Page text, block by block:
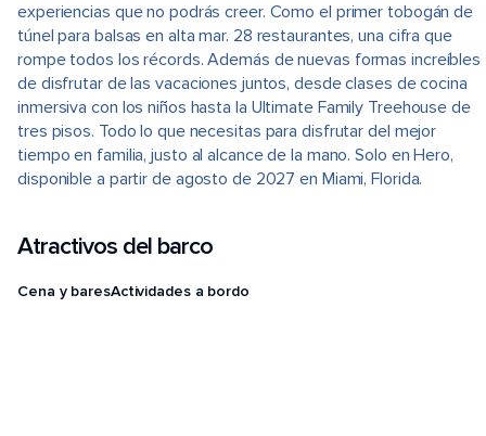
experiencias que no podrás creer. Como el primer tobogán de
túnel para balsas en alta mar. 28 restaurantes, una cifra que
rompe todos los récords. Además de nuevas formas increíbles
de disfrutar de las vacaciones juntos, desde clases de cocina
inmersiva con los niños hasta la Ultimate Family Treehouse de
tres pisos. Todo lo que necesitas para disfrutar del mejor
tiempo en familia, justo al alcance de la mano. Solo en Hero,
disponible a partir de agosto de 2027 en Miami, Florida.
Atractivos del barco
Cena y baresActividades a bordo